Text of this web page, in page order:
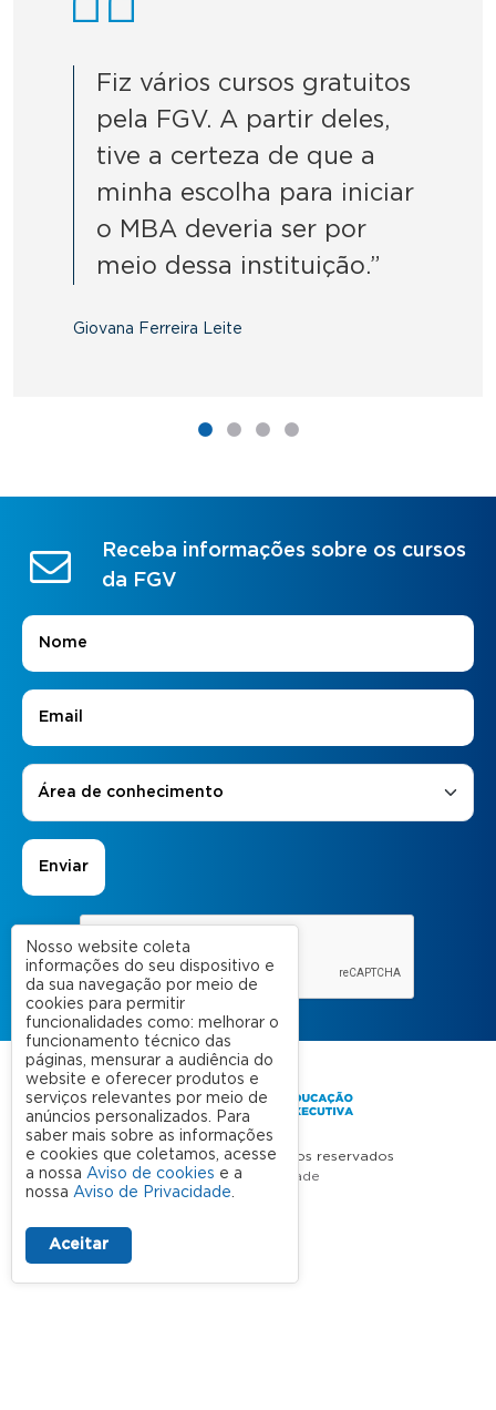
Fiz vários cursos gratuitos
pela FGV. A partir deles,
tive a certeza de que a
minha escolha para iniciar
o MBA deveria ser por
meio dessa instituição.”
Giovana Ferreira Leite
Receba informações sobre os cursos
da FGV
Nome
E-mail
Áreas de Interesse
Área de conhecimento
FGV 2023 © Todos os direitos reservados
Aviso de Privacidade
Termos de uso
Nosso website coleta
informações do seu dispositivo e
da sua navegação por meio de
cookies para permitir
funcionalidades como: melhorar o
funcionamento técnico das
páginas, mensurar a audiência do
website e oferecer produtos e
serviços relevantes por meio de
anúncios personalizados. Para
saber mais sobre as informações
e cookies que coletamos, acesse
a nossa Aviso de cookies e a
nossa Aviso de Privacidade.
Aceitar